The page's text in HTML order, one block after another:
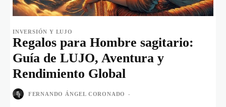
INVERSIÓN Y LUJO
Regalos para Hombre sagitario:
Guía de LUJO, Aventura y
Rendimiento Global
FERNANDO ÁNGEL CORONADO -